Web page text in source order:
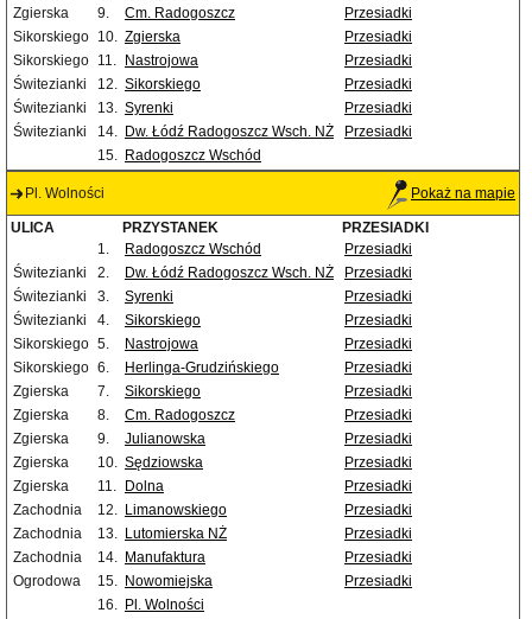
Zgierska
9. Cm. Radogoszcz
Przesiadki
Sikorskiego 10. Zgierska
Przesiadki
Sikorskiego 11. Nastrojowa
Przesiadki
Świtezianki
12. Sikorskiego
Przesiadki
Świtezianki
13. Syrenki
Przesiadki
Świtezianki
14. Dw. Łódź Radogoszcz Wsch. NŻ
Przesiadki
15. Radogoszcz Wschód
Pl. Wolności Pokaż na mapie
ULICA PRZYSTANEK
PRZESIADKI
1.
Radogoszcz Wschód
Przesiadki
Świtezianki
2. Dw. Łódź Radogoszcz Wsch. NŻ
Przesiadki
Świtezianki
3. Syrenki
Przesiadki
Świtezianki
4. Sikorskiego
Przesiadki
Sikorskiego 5. Nastrojowa
Przesiadki
Sikorskiego 6. Herlinga-Grudzińskiego
Przesiadki
Zgierska
7. Sikorskiego
Przesiadki
Zgierska
8. Cm. Radogoszcz
Przesiadki
Zgierska
9. Julianowska
Przesiadki
Zgierska
10. Sędziowska
Przesiadki
Zgierska
11. Dolna
Przesiadki
Zachodnia
12. Limanowskiego
Przesiadki
Zachodnia
13. Lutomierska NŻ
Przesiadki
Zachodnia
14. Manufaktura
Przesiadki
Ogrodowa
15. Nowomiejska
Przesiadki
16. Pl. Wolności